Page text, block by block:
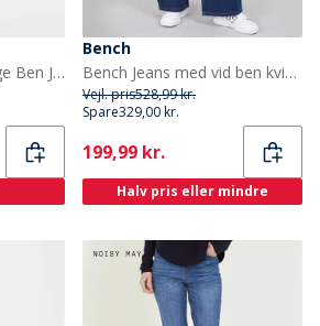
Pieces Dame Kelly Lige Ben Jeans Medium Blue Denim
Bench
Bench Jeans med vid ben kvinder Mørkeblå
Vejl. pris528,99 kr.
Spare329,00 kr.
Current
199,99 kr.
Halv pris eller mindre